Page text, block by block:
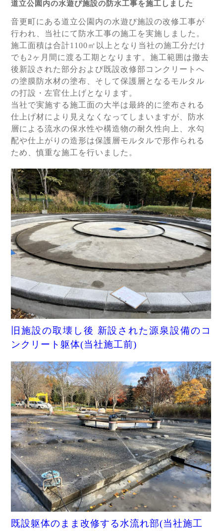
道立公園内の水遊び施設の防水工事を施工しました
音更町にある道立公園内の水遊び施設の改修工事が
行われ、当社にて防水工事の施工を実施しました。
施工面積は合計1100㎡以上となり当社の施工分だけ
でも2ヶ月間に渡る工期となります。施工範囲は撤去
後新設された部分および既設改修部コンクリートへ
の塗膜防水材の塗布、そして保護層となるモルタル
の打設・左官仕上げとなります。
当社で実施する施工面の大半は最終的に塗布される
仕上げ材により見えなくなってしまいますが、防水
層による流水の保水性や構造物の耐久性向上、水勾
配や仕上がりの造形は保護層モルタルで形作られる
ため、慎重な施工を行いました。
旧施設の取壊し後 新設された源泉設備のコ
ンクリート躯体(当社施工前)
既設躯体のまま改修する水流れ部(当社施工